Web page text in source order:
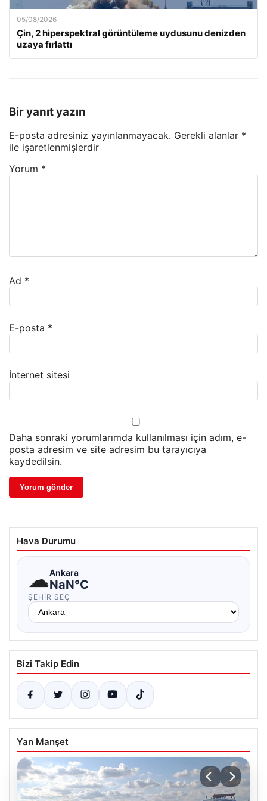
05/08/2026
Çin, 2 hiperspektral görüntüleme uydusunu denizden
uzaya fırlattı
Bir yanıt yazın
E-posta adresiniz yayınlanmayacak. Gerekli alanlar *
ile işaretlenmişlerdir
Yorum *
Ad *
E-posta *
İnternet sitesi
Daha sonraki yorumlarımda kullanılması için adım, e-
posta adresim ve site adresim bu tarayıcıya
kaydedilsin.
Hava Durumu
☁Ankara
NaN°C
ŞEHIR SEÇ
Bizi Takip Edin
Yan Manşet